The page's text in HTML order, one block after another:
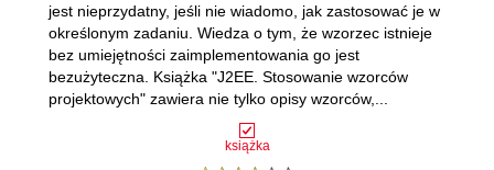
książka
jest nieprzydatny, jeśli nie wiadomo, jak zastosować je w
określonym zadaniu. Wiedza o tym, że wzorzec istnieje
bez umiejętności zaimplementowania go jest
bezużyteczna. Książka "J2EE. Stosowanie wzorców
projektowych" zawiera nie tylko opisy wzorców,...